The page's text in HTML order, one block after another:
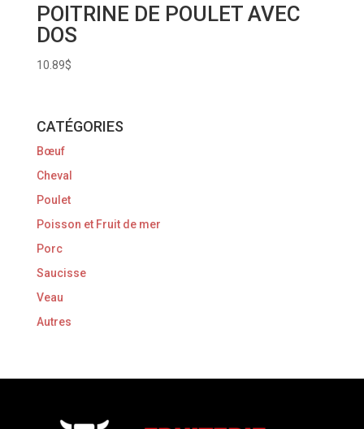
POITRINE DE POULET AVEC
DOS
10.89$
CATÉGORIES
Bœuf
Cheval
Poulet
Poisson et Fruit de mer
Porc
Saucisse
Veau
Autres